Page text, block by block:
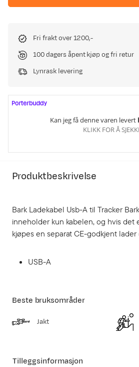
Fri frakt over 1200,-
100 dagers åpent kjøp og fri retur
Lynrask levering
Kan jeg få denne varen levert
KLIKK FOR Å
Produktbeskrivelse
Bark Ladekabel Usb-A til Tracker
inneholder kun kabelen, og hvis det
kjøpes en separat CE-godkjent
USB-A
Tilleggsinformasjon
Beste bruksområder
Jakt